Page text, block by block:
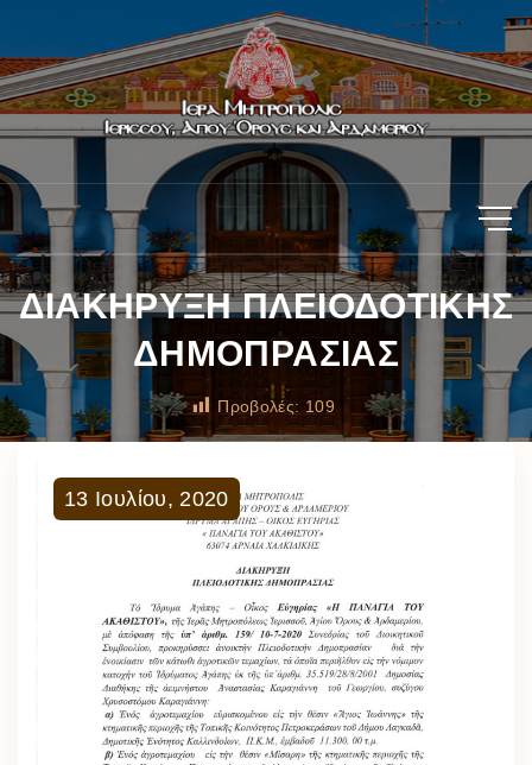
ΔΙΑΚΗΡΥΞΗ ΠΛΕΙΟΔΟΤΙΚΗΣ
ΔΗΜΟΠΡΑΣΙΑΣ
Προβολές: 109
13 Ιουλίου, 2020